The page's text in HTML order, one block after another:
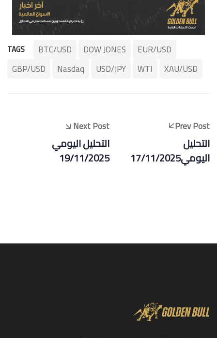
TAGS BTC/USD DOW JONES
EUR/USD
GBP/USD
Nasdaq USD/JPY WTI XAU/USD
Prev Post
التحليل
اليومي17/11/2025
Next Post
التحليل اليومي
19/11/2025